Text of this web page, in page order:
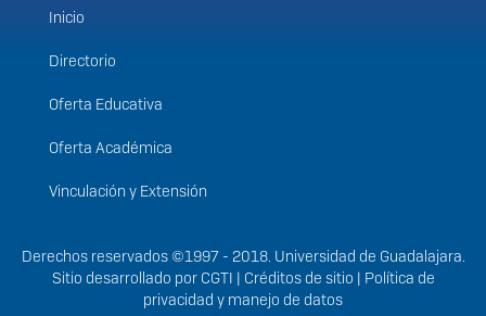
Menú
principal
Inicio
Directorio
Oferta Educativa
Oferta Académica
Vinculación y Extensión
Derechos
Derechos reservados ©1997 - 2018. Universidad de Guadalajara.
Sitio desarrollado por CGTI | Créditos de sitio | Política de
privacidad y manejo de datos